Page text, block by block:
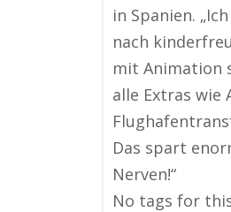
in Spanien.
nach
mit Animation
alle Extras wie
Das spart
Nerven!“
No tags for